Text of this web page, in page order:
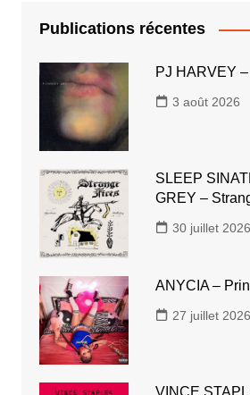
Publications récentes
PJ HARVEY
3 août 2026
SLEEP
GREY –
30 juillet 2026
ANYCIA –
27 juillet 2026